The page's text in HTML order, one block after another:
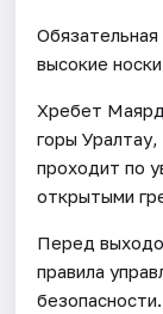
высокие
Хребет
горы
проходит по
открытыми
Перед
правила
безопасности.